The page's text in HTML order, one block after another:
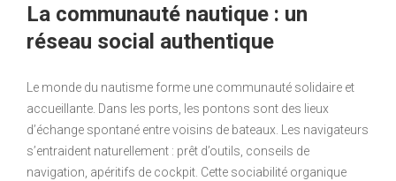
La communauté nautique : un
réseau social authentique
Le monde du nautisme forme une communauté solidaire et
accueillante. Dans les ports, les pontons sont des lieux
d’échange spontané entre voisins de bateaux. Les navigateurs
s’entraident naturellement : prêt d’outils, conseils de
navigation, apéritifs de cockpit. Cette sociabilité organique